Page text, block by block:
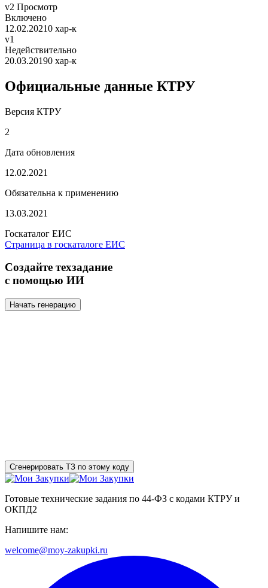
v2 Просмотр
Включено
12.02.20210 хар-к
v1
Недействительно
20.03.20190 хар-к
Официальные данные КТРУ
Версия КТРУ
2
Дата обновления
12.02.2021
Обязательна к применению
13.03.2021
Госкаталог ЕИС
Страница в госкаталоге ЕИС
Создайте техзадание
с помощью ИИ
Начать генерацию
Сгенерировать ТЗ по этому коду
Готовые технические задания по 44-ФЗ с кодами КТРУ и
ОКПД2
Напишите нам:
welcome@moy-zakupki.ru